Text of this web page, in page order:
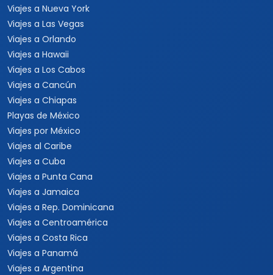
Viajes a Nueva York
Viajes a Las Vegas
Viajes a Orlando
Viajes a Hawaii
Viajes a Los Cabos
Viajes a Cancún
Viajes a Chiapas
Playas de México
Viajes por México
Viajes al Caribe
Viajes a Cuba
Viajes a Punta Cana
Viajes a Jamaica
Viajes a Rep. Dominicana
Viajes a Centroamérica
Viajes a Costa Rica
Viajes a Panamá
Viajes a Argentina